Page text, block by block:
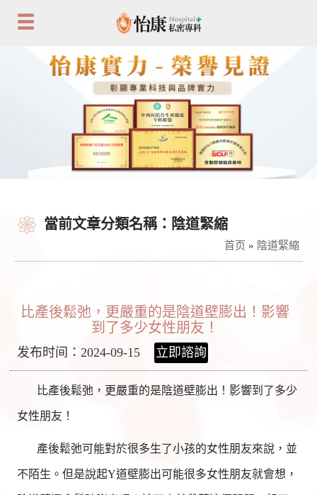
當前文章分類名稱：陰道緊縮
首页 » 陰道緊縮
比產後鬆弛，更嚴重的是陰道壁膨出！影響
到了多少女性朋友！
发布时间：2024-09-15 立即諮詢
比產後鬆弛，更嚴重的是陰道壁膨出！影響到了多少
女性朋友！
產後鬆弛可能對於很多生了小孩的女性朋友來說，並
不陌生。但是說起Y道壁膨出可能很多女性朋友就會想，